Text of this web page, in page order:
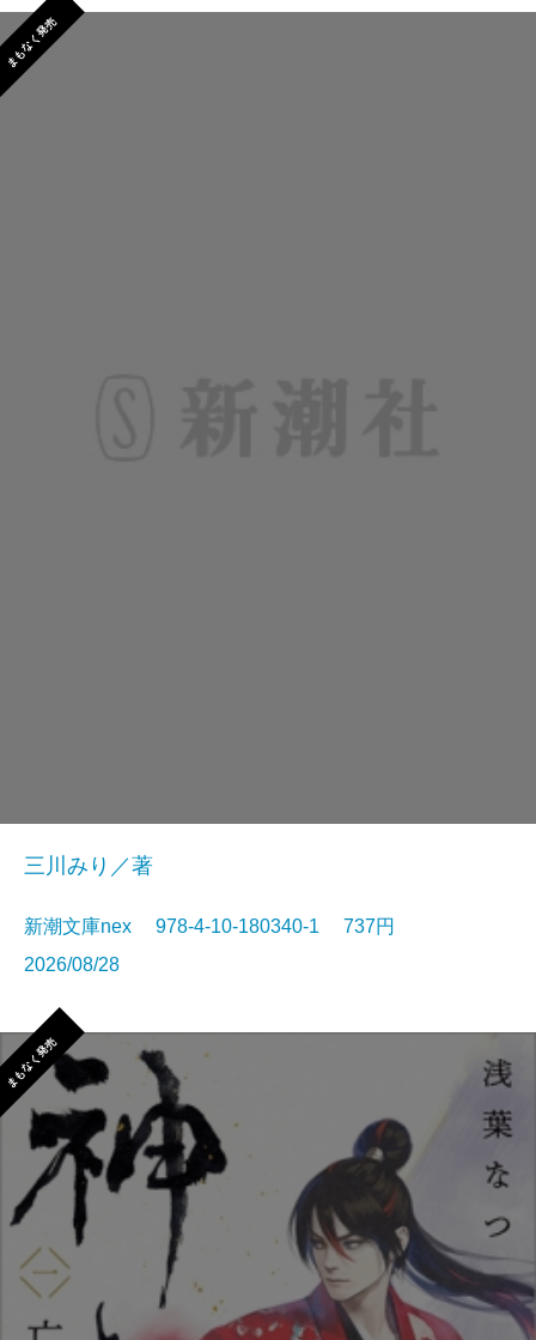
まもなく発売
三川みり／著
新潮文庫nex 978-4-10-180340-1 737円
2026/08/28
まもなく発売